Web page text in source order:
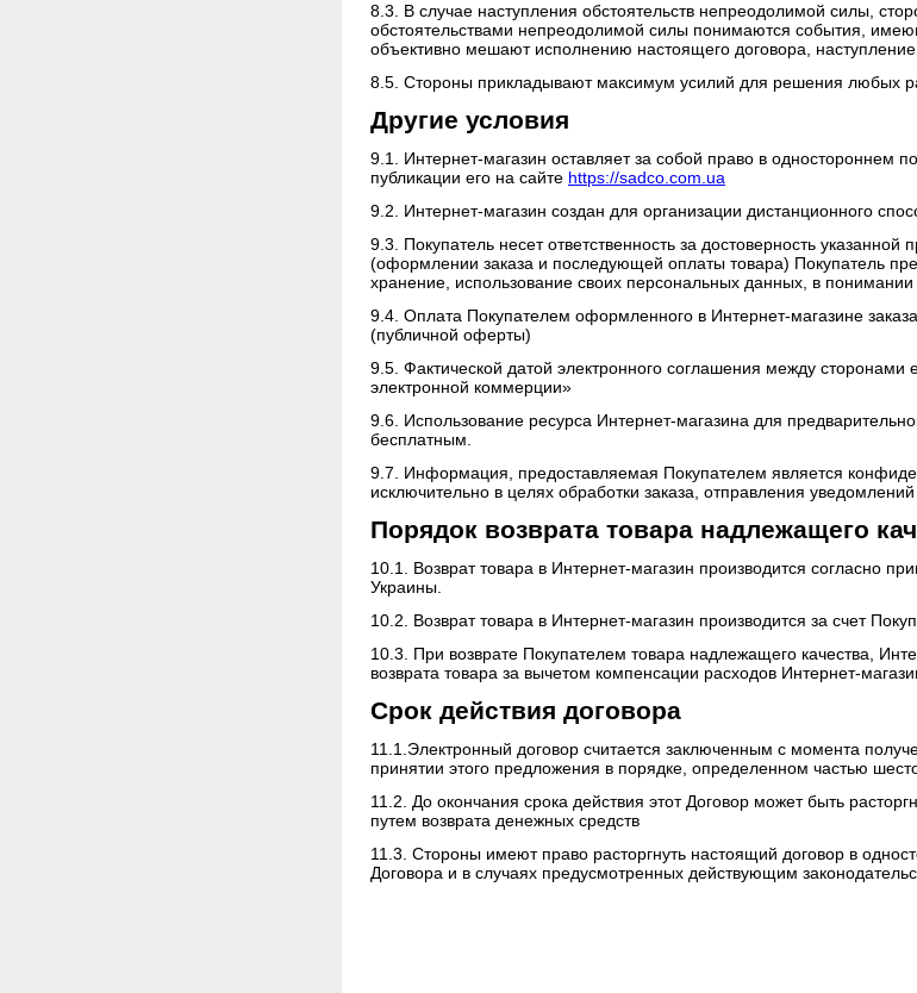
8.3. В случае наступления обстоятельств непреодолимой силы,
обстоятельствами непреодолимой силы понимаются события,
объективно мешают исполнению настоящего договора,
8.5. Стороны прикладывают максимум усилий для решения любых
Другие условия
9.1. Интернет-магазин оставляет за собой право в одностороннем
публикации его на сайте https://sadco.com.ua
9.2. Интернет-магазин создан для организации дистанционного
9.3. Покупатель несет ответственность за достоверность
(оформлении заказа и последующей оплаты товара) Покупатель
хранение, использование своих персональных данных, в
9.4. Оплата Покупателем оформленного в Интернет-магазине
(публичной оферты)
9.5. Фактической датой электронного соглашения между сторонами
электронной коммерции»
9.6. Использование ресурса Интернет-магазина для
бесплатным.
9.7. Информация, предоставляемая Покупателем является
исключительно в целях обработки заказа, отправления
Порядок возврата товара надлежащего
10.1. Возврат товара в Интернет-магазин производится согласно
Украины.
10.2. Возврат товара в Интернет-магазин производится за счет
10.3. При возврате Покупателем товара надлежащего качества,
возврата товара за вычетом компенсации расходов Интернет-
Срок действия договора
11.1.Электронный договор считается заключенным с момента
принятии этого предложения в порядке, определенном частью
11.2. До окончания срока действия этот Договор может быть
путем возврата денежных средств
11.3. Стороны имеют право расторгнуть настоящий договор в
Договора и в случаях предусмотренных действующим